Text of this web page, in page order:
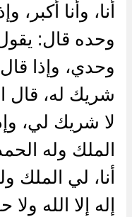
أنا، وأنا أكبر،
وحده قال: يقول
وحدي، وإذا قال:
شريك له، قال
لا شريك لي،
الملك وله
أنا، لي الملك
إله إلا الله ولا